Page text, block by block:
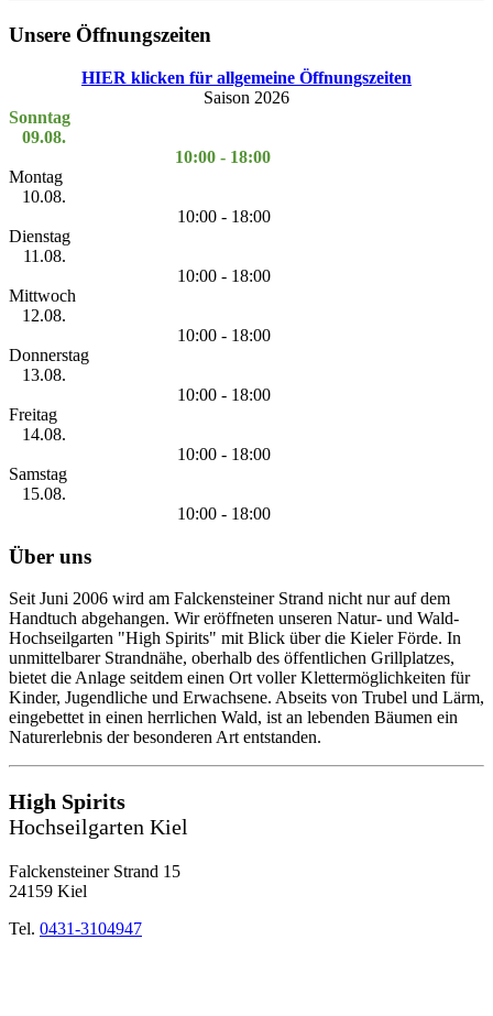
Unsere Öffnungszeiten
HIER klicken für allgemeine Öffnungszeiten
Saison 2026
Sonntag
09.08.
10:00 - 18:00
Montag
10.08.
10:00 - 18:00
Dienstag
11.08.
10:00 - 18:00
Mittwoch
12.08.
10:00 - 18:00
Donnerstag
13.08.
10:00 - 18:00
Freitag
14.08.
10:00 - 18:00
Samstag
15.08.
10:00 - 18:00
Über uns
Seit Juni 2006 wird am Falckensteiner Strand nicht nur auf dem
Handtuch abgehangen. Wir eröffneten unseren Natur- und Wald-
Hochseilgarten "High Spirits" mit Blick über die Kieler Förde. In
unmittelbarer Strandnähe, oberhalb des öffentlichen Grillplatzes,
bietet die Anlage seitdem einen Ort voller Klettermöglichkeiten für
Kinder, Jugendliche und Erwachsene. Abseits von Trubel und Lärm,
eingebettet in einen herrlichen Wald, ist an lebenden Bäumen ein
Naturerlebnis der besonderen Art entstanden.
High Spirits
Hochseilgarten Kiel
Falckensteiner Strand 15
24159 Kiel
Tel. 0431-3104947